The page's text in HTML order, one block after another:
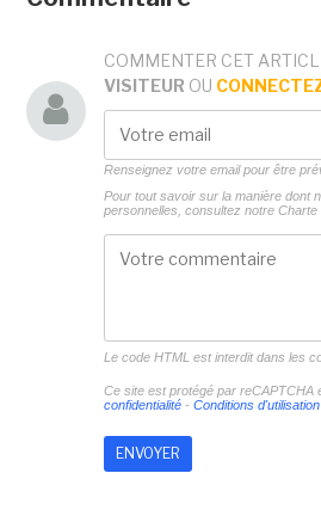
COMMENTER CET
VISITEUR OU
Renseignez votre email pour être
Pour tout savoir sur la manière dont
personnelles, consultez notre Charte
Le code HTML est interdit dans les
Ce site est protégé par reCAPTCHA
confidentialité- Conditions d'utilisation